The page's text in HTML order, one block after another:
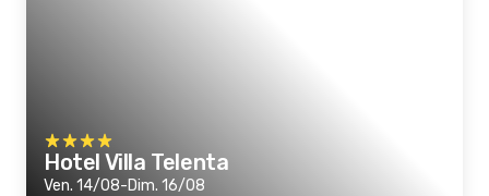
Hotel Villa Telenta
Ven. 14/08-Dim. 16/08